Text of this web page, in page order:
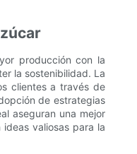
producción con la
la sostenibilidad. La
clientes a través de
de estrategias
aseguran una mejor
valiosas para la